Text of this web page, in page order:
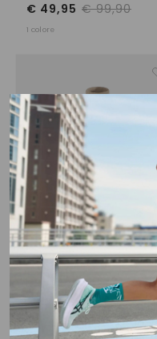
€ 99,90
€ 49,95
1 colore
Abito A Collo Alto Lurex
€ 59,90